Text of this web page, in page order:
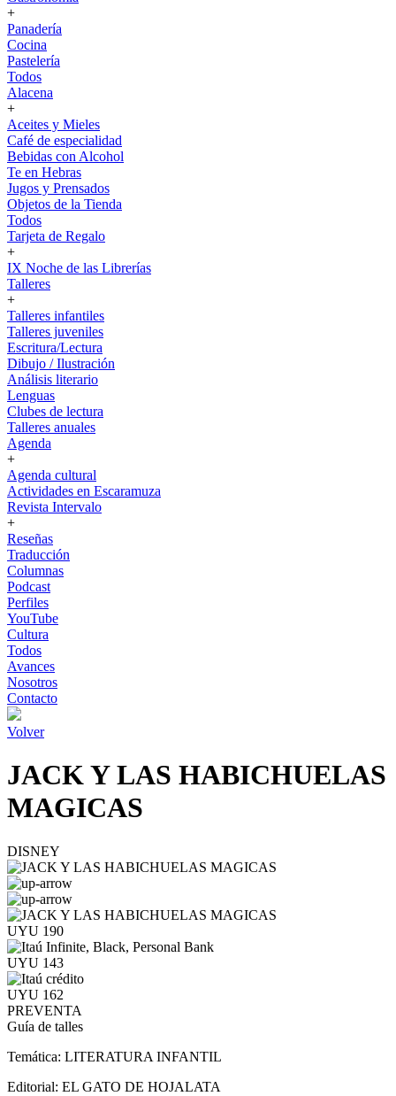
+
Panadería
Cocina
Pastelería
Todos
Alacena
+
Aceites y Mieles
Café de especialidad
Bebidas con Alcohol
Te en Hebras
Jugos y Prensados
Objetos de la Tienda
Todos
Tarjeta de Regalo
+
IX Noche de las Librerías
Talleres
+
Talleres infantiles
Talleres juveniles
Escritura/Lectura
Dibujo / Ilustración
Análisis literario
Lenguas
Clubes de lectura
Talleres anuales
Agenda
+
Agenda cultural
Actividades en Escaramuza
Revista Intervalo
+
Reseñas
Traducción
Columnas
Podcast
Perfiles
YouTube
Cultura
Todos
Avances
Nosotros
Contacto
Volver
JACK Y LAS HABICHUELAS
MAGICAS
DISNEY
UYU 190
UYU 143
UYU 162
PREVENTA
Guía de talles
Temática: LITERATURA INFANTIL
Editorial: EL GATO DE HOJALATA